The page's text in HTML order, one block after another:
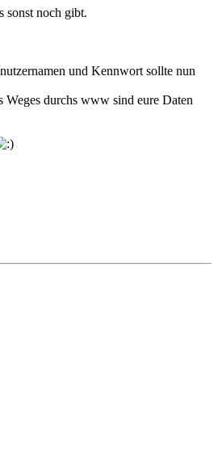
sonst noch gibt.
und Kennwort sollte nun
Weges durchs www sind eure Daten